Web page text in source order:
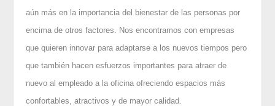
aún más en la importancia del bienestar de las personas por
encima de otros factores. Nos encontramos con empresas
que quieren innovar para adaptarse a los nuevos tiempos pero
que también hacen esfuerzos importantes para atraer de
nuevo al empleado a la oficina ofreciendo espacios más
confortables, atractivos y de mayor calidad.